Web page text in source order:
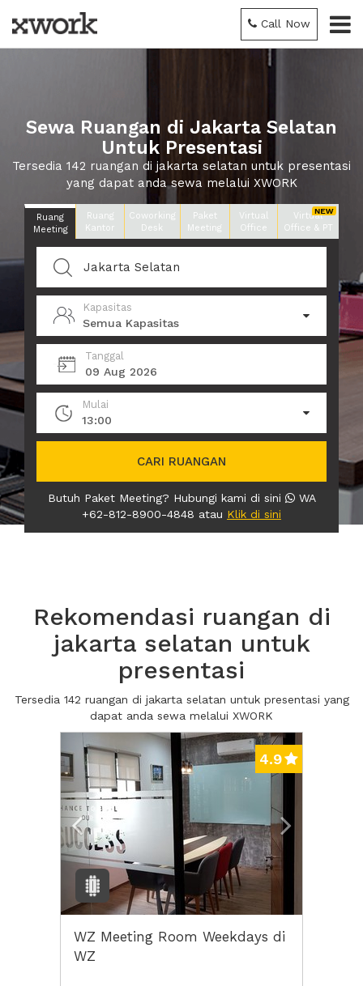
Call Now
Sewa Ruangan di Jakarta Selatan
Untuk Presentasi
Tersedia 142 ruangan di jakarta selatan untuk presentasi
yang dapat anda sewa melalui XWORK
Ruang
Meeting
Ruang
Kantor
Coworking
Desk
Paket
Meeting
Virtual
Office
Virtual
Office & PT
Kapasitas
Semua Kapasitas
Tanggal
09 Aug 2026
Mulai
13:00
CARI RUANGAN
Butuh Paket Meeting? Hubungi kami di sini
WA
+62-812-8900-4848 atau Klik di sini
Rekomendasi ruangan di
jakarta selatan untuk
presentasi
Tersedia 142 ruangan di jakarta selatan untuk presentasi yang
dapat anda sewa melalui XWORK
Previous Next2
4.9
WZ Meeting Room Weekdays di
WZ